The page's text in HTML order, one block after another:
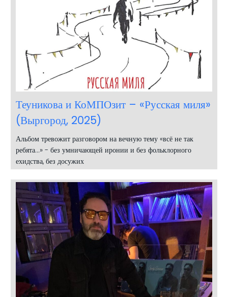
Теуникова и КоМПОзит – «Русская миля»
(Выргород, 2025)
Альбом тревожит разговором на вечную тему «всё не так
ребята…» - без умничающей иронии и без фольклорного
ехидства, без досужих